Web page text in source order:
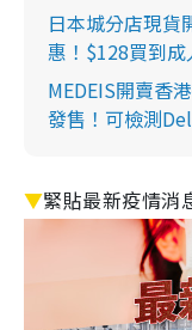
日本城分店現貨
惠！$128買到
MEDEIS開賣香
發售！可檢測
▼緊貼最新疫情消